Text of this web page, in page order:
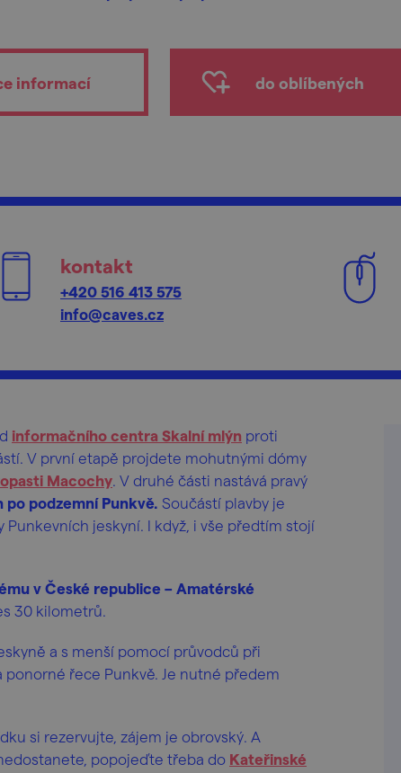
informací do oblíbených
kontakt
+420 516 413 575
info@caves.cz
informačního centra Skalní mlýn proti
V první etapě projdete mohutnými dómy
Macochy. V druhé části nastává pravý
podzemní Punkvě. Součástí plavby je
jeskyní. I když, i vše předtím stojí
v České republice – Amatérské
30 kilometrů.
a s menší pomocí průvodců při
řece Punkvě. Je nutné předem
si rezervujte, zájem je obrovský. A
popojeďte třeba do Kateřinské